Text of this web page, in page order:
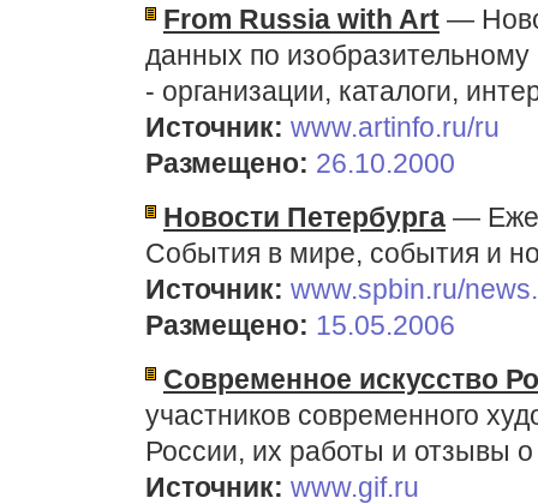
From Russia with Art —
данных по изобразительному
- организации, каталоги,
Источник: www.artinfo.ru/ru
Размещено: 26.10.2000
Новости Петербурга —
События в мире, события и
Источник: www.spbin.ru/
Размещено: 15.05.2006
Современное искусство
участников современного
России, их работы и отзывы
Источник: www.gif.ru